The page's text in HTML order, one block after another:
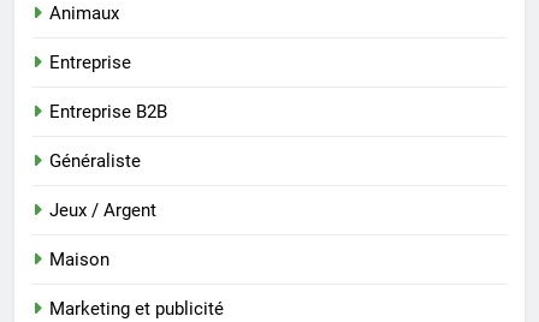
Animaux
Entreprise
Entreprise B2B
Généraliste
Jeux / Argent
Maison
Marketing et publicité